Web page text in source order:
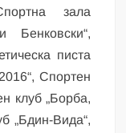
зала
Бенковски“,
писта
Спортен
клуб „Борба,
„Бдин-Вида“,